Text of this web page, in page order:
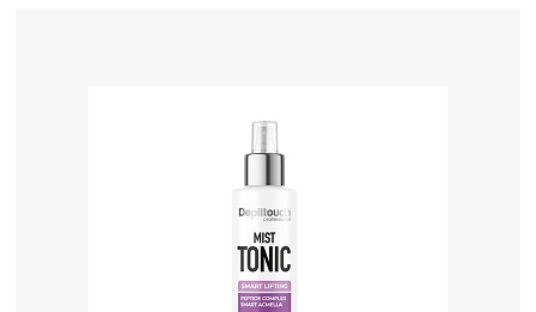
Одноразовая продукция